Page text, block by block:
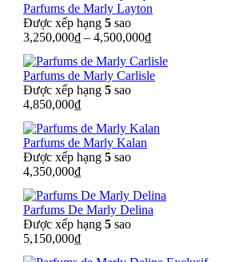
Parfums de Marly Layton
Được xếp hạng 5 sao
3,250,000₫ – 4,500,000₫
Parfums de Marly Carlisle
Được xếp hạng 5 sao
4,850,000₫
Parfums de Marly Kalan
Được xếp hạng 5 sao
4,350,000₫
Parfums De Marly Delina
Được xếp hạng 5 sao
5,150,000₫